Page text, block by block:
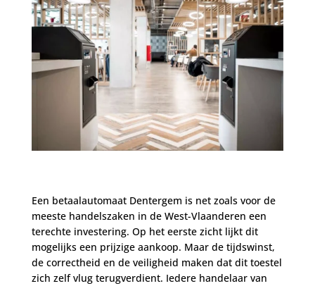
Een betaalautomaat Dentergem is net zoals voor de
meeste handelszaken in de West-Vlaanderen een
terechte investering. Op het eerste zicht lijkt dit
mogelijks een prijzige aankoop. Maar de tijdswinst,
de correctheid en de veiligheid maken dat dit toestel
zich zelf vlug terugverdient. Iedere handelaar van